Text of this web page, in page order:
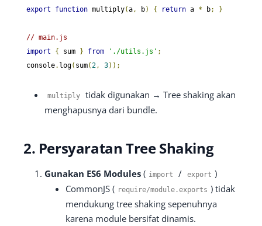
export
function multiply(a , b) { return a * b; }
// main.js
import
{ sum } from './utils.js' ;
console. log( sum( 2 , 3));
multiply
tidak digunakan → Tree shaking akan
menghapusnya dari bundle.
2. Persyaratan Tree Shaking
Gunakan ES6 Modules ( import / export )
CommonJS ( require/module .exports ) tidak
mendukung tree shaking sepenuhnya
karena module bersifat dinamis.